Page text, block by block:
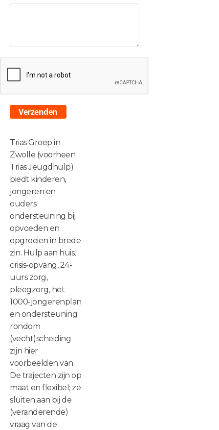
Verzenden
Trias Groep in
Zwolle (voorheen
Trias Jeugdhulp)
biedt kinderen,
jongeren en
ouders
ondersteuning bij
opvoeden en
opgroeien in brede
zin. Hulp aan huis,
crisis-opvang, 24-
uurs zorg,
pleegzorg, het
1000-jongerenplan
en ondersteuning
rondom
(vecht)scheiding
zijn hier
voorbeelden van.
De trajecten zijn op
maat en flexibel; ze
sluiten aan bij de
(veranderende)
vraag van de